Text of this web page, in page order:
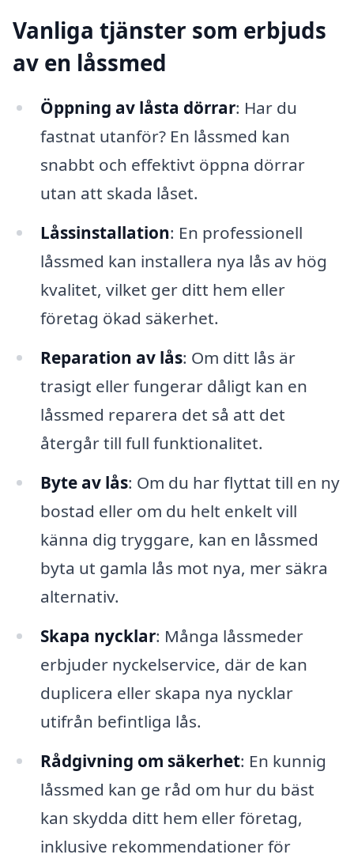
Vanliga tjänster som erbjuds
av en låssmed
Öppning av låsta dörrar: Har du
fastnat utanför? En låssmed kan
snabbt och effektivt öppna dörrar
utan att skada låset.
Låssinstallation: En professionell
låssmed kan installera nya lås av hög
kvalitet, vilket ger ditt hem eller
företag ökad säkerhet.
Reparation av lås: Om ditt lås är
trasigt eller fungerar dåligt kan en
låssmed reparera det så att det
återgår till full funktionalitet.
Byte av lås: Om du har flyttat till en ny
bostad eller om du helt enkelt vill
känna dig tryggare, kan en låssmed
byta ut gamla lås mot nya, mer säkra
alternativ.
Skapa nycklar: Många låssmeder
erbjuder nyckelservice, där de kan
duplicera eller skapa nya nycklar
utifrån befintliga lås.
Rådgivning om säkerhet: En kunnig
låssmed kan ge råd om hur du bäst
kan skydda ditt hem eller företag,
inklusive rekommendationer för